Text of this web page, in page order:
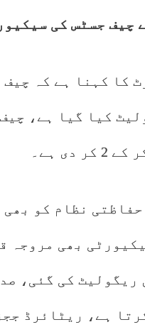
چیف جسٹس کی
کا کہنا ہے کہ
کیا گیا ہے،
نظام کو
بھی مروجہ
ریگولیٹ کی گئی،
ہے، ریٹائرڈ